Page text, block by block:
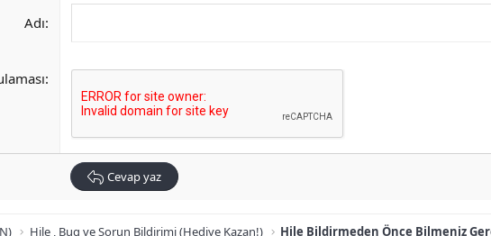
Adı
Cevap yaz
Hile , Bug ve Sorun Bildirimi (Hediye Kazan!) Hile Bildirmeden Önce Bilmeniz